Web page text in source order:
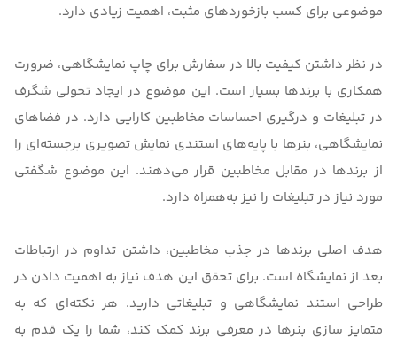
موضوعی برای کسب بازخوردهای مثبت، اهمیت زیادی دارد.
در نظر داشتن کیفیت بالا در سفارش برای چاپ نمایشگاهی، ضرورت
همکاری با برندها بسیار است. این موضوع در ایجاد تحولی شگرف
در تبلیغات و درگیری احساسات مخاطبین کارایی دارد. در فضاهای
نمایشگاهی، بنرها با پایه‌های استندی نمایش تصویری برجسته‌ای را
از برندها در مقابل مخاطبین قرار می‌دهند. این موضوع شگفتی
مورد نیاز در تبلیغات را نیز به‌همراه دارد.
هدف اصلی برندها در جذب مخاطبین، داشتن تداوم در ارتباطات
بعد از نمایشگاه است. برای تحقق این هدف نیاز به اهمیت دادن در
طراحی استند نمایشگاهی و تبلیغاتی دارید. هر نکته‌ای که به
متمایز سازی بنرها در معرفی برند کمک کند، شما را یک قدم به